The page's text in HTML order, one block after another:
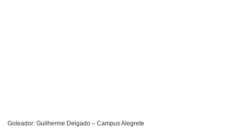
Goleador: Guilherme Delgado – Campus Alegrete